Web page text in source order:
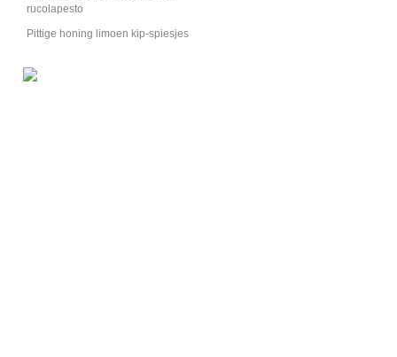
rucolapesto
Pittige honing limoen kip-spiesjes